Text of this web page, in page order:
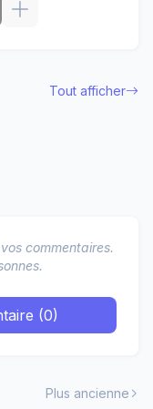
Tout afficher
commentaires.
(0)
Plus ancienne